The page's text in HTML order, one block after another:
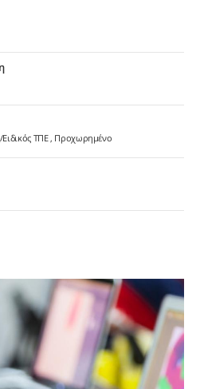
ΤΠΕ Προχωρημένο